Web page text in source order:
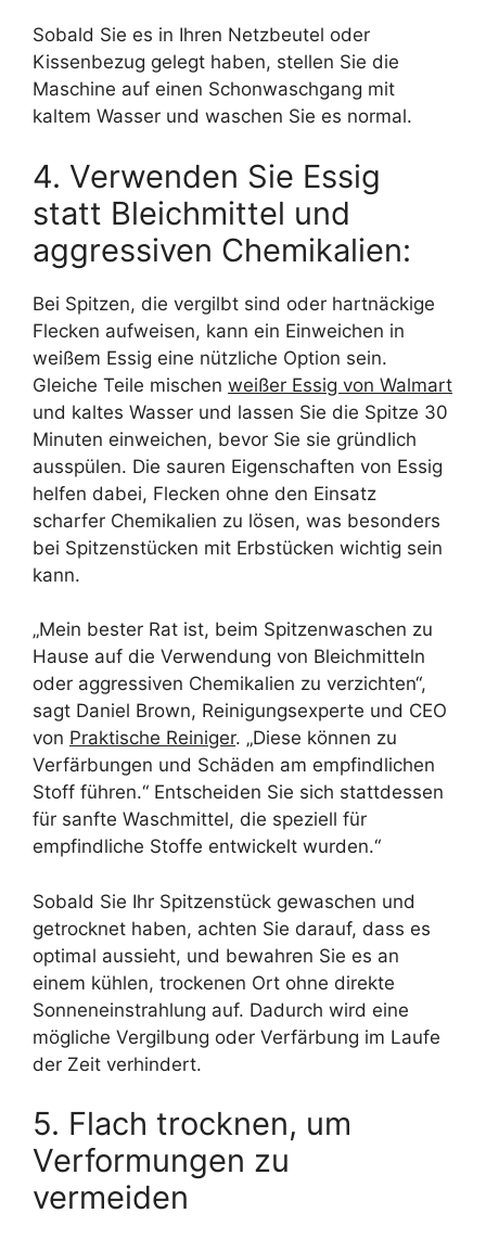
Sobald Sie es in Ihren Netzbeutel oder
Kissenbezug gelegt haben, stellen Sie die
Maschine auf einen Schonwaschgang mit
kaltem Wasser und waschen Sie es normal.
4. Verwenden Sie Essig
statt Bleichmittel und
aggressiven Chemikalien:
Bei Spitzen, die vergilbt sind oder hartnäckige
Flecken aufweisen, kann ein Einweichen in
weißem Essig eine nützliche Option sein.
Gleiche Teile mischen weißer Essig von Walmart
und kaltes Wasser und lassen Sie die Spitze 30
Minuten einweichen, bevor Sie sie gründlich
ausspülen. Die sauren Eigenschaften von Essig
helfen dabei, Flecken ohne den Einsatz
scharfer Chemikalien zu lösen, was besonders
bei Spitzenstücken mit Erbstücken wichtig sein
kann.
„Mein bester Rat ist, beim Spitzenwaschen zu
Hause auf die Verwendung von Bleichmitteln
oder aggressiven Chemikalien zu verzichten“,
sagt Daniel Brown, Reinigungsexperte und CEO
von Praktische Reiniger. „Diese können zu
Verfärbungen und Schäden am empfindlichen
Stoff führen.“ Entscheiden Sie sich stattdessen
für sanfte Waschmittel, die speziell für
empfindliche Stoffe entwickelt wurden.“
Sobald Sie Ihr Spitzenstück gewaschen und
getrocknet haben, achten Sie darauf, dass es
optimal aussieht, und bewahren Sie es an
einem kühlen, trockenen Ort ohne direkte
Sonneneinstrahlung auf. Dadurch wird eine
mögliche Vergilbung oder Verfärbung im Laufe
der Zeit verhindert.
5. Flach trocknen, um
Verformungen zu
vermeiden